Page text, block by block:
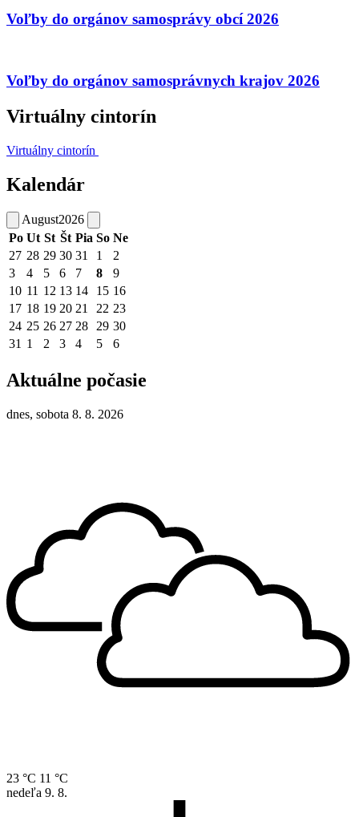
Voľby do orgánov samosprávy obcí 2026
Voľby do orgánov samosprávnych krajov 2026
Virtuálny cintorín
Virtuálny cintorín
Kalendár
August2026
Po Ut St Št Pia So Ne
27 28 29 30 31 1
2
3
4 5 6 7 8
9
10 11 12 13 14 15 16
17 18 19 20 21 22 23
24 25 26 27 28 29 30
31 1 2 3 4 5 6
Aktuálne počasie
dnes, sobota 8. 8. 2026
23 °C 11 °C
nedeľa 9. 8.